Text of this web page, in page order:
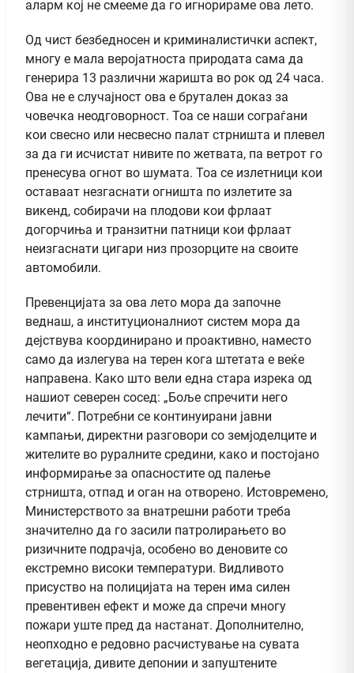
аларм кој не смееме да го игнорираме ова лето.
Од чист безбедносен и криминалистички аспект,
многу е мала веројатноста природата сама да
генерира 13 различни жаришта во рок од 24 часа.
Ова не е случајност ова е брутален доказ за
човечка неодговорност. Тоа се наши сограѓани
кои свесно или несвесно палат стрништа и плевел
за да ги исчистат нивите по жетвата, па ветрот го
пренесува огнот во шумата. Тоа се излетници кои
оставаат незгаснати огништа по излетите за
викенд, собирачи на плодови кои фрлаат
догорчиња и транзитни патници кои фрлаат
неизгаснати цигари низ прозорците на своите
автомобили.
Превенцијата за ова лето мора да започне
веднаш, а институционалниот систем мора да
дејствува координирано и проактивно, наместо
само да излегува на терен кога штетата е веќе
направена. Како што вели една стара изрека од
нашиот северен сосед: „Боље спречити него
лечити“. Потребни се континуирани јавни
кампањи, директни разговори со земјоделците и
жителите во руралните средини, како и постојано
информирање за опасностите од палење
стрништа, отпад и оган на отворено. Истовремено,
Министерството за внатрешни работи треба
значително да го засили патролирањето во
ризичните подрачја, особено во деновите со
екстремно високи температури. Видливото
присуство на полицијата на терен има силен
превентивен ефект и може да спречи многу
пожари уште пред да настанат. Дополнително,
неопходно е редовно расчистување на сувата
вегетација, дивите депонии и запуштените